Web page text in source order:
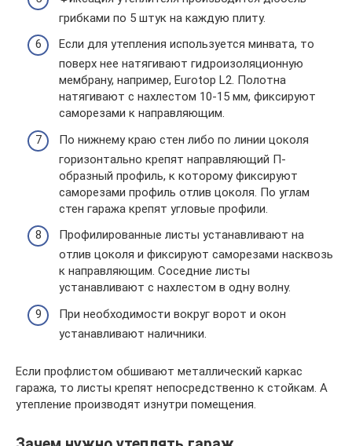
грибками по 5 штук на каждую плиту.
Если для утепления используется минвата, то
поверх нее натягивают гидроизоляционную
мембрану, например, Eurotop L2. Полотна
натягивают с нахлестом 10-15 мм, фиксируют
саморезами к направляющим.
По нижнему краю стен либо по линии цоколя
горизонтально крепят направляющий П-
образный профиль, к которому фиксируют
саморезами профиль отлив цоколя. По углам
стен гаража крепят угловые профили.
Профилированные листы устанавливают на
отлив цоколя и фиксируют саморезами насквозь
к направляющим. Соседние листы
устанавливают с нахлестом в одну волну.
При необходимости вокруг ворот и окон
устанавливают наличники.
Если профлистом обшивают металлический каркас
гаража, то листы крепят непосредственно к стойкам. А
утепление производят изнутри помещения.